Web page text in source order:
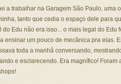
a trabalhar na Garagem São Paulo, uma
tanto que cedia o espaço dele para
do Edu não era isso... o mais legal do Edu
ensinar um pouco de mecânica pra elas.
toda a manhã conversando,
e esclarecendo. Era magnífico! Foram